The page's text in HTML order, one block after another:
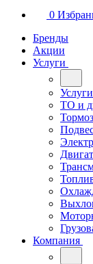
0
Бренды
Акции
Услуги
Услуги
ТО и
Компания